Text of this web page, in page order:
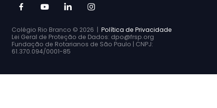
Colégio Rio Branco © 2026 | Política de Privacidade
Lei Geral de Proteção de Dados: dpo@frsp.org
Fundação de Rotarianos de São Paulo | CNPJ:
61.370.094/0001-85